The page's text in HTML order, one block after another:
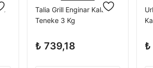
Talia Grill Enginar Kalbi
Teneke 3 Kg
₺ 739,18